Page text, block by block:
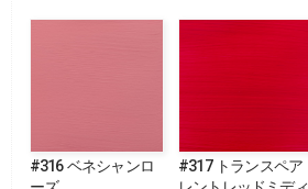
#316 ベネシャンロ
#317 トランスペア